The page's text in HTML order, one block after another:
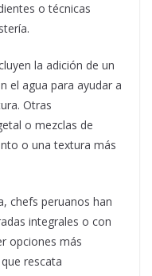
o técnicas
la adición de un
el agua para ayudar a
Otras
o mezclas de
o una textura más
chefs peruanos han
integrales o con
opciones más
rescata